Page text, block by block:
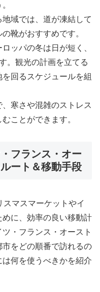
域では、道が凍結して
靴がおすすめです。
ッパの冬は日が短く、
。観光の計画を立てる
回るスケジュールを組
寒さや混雑のストレス
ことができます。
フランス・オー
ート＆移動手段
マスマーケットやイ
に、効率の良い移動計
・フランス・オースト
をどの順番で訪れるの
何を使うべきかを紹介